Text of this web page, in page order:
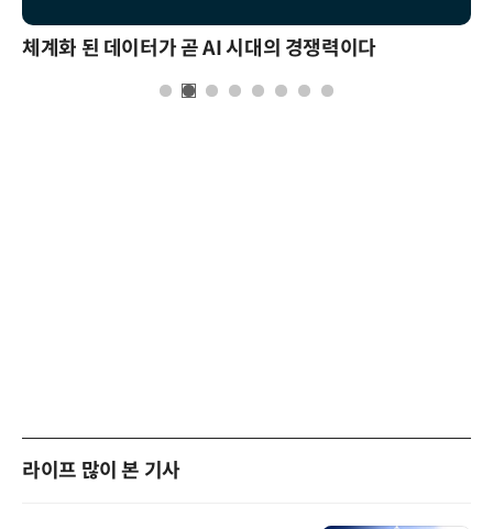
체계화 된 데이터가 곧 AI 시대의 경쟁력이다
라이프 많이 본 기사